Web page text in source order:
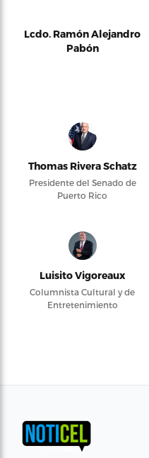
Lcdo. Ramón Alejandro
Pabón
Thomas Rivera Schatz
Presidente del Senado de
Puerto Rico
Luisito Vigoreaux
Columnista Cultural y de
Entretenimiento